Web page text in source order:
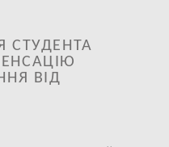
СТУДЕНТА
ВІД